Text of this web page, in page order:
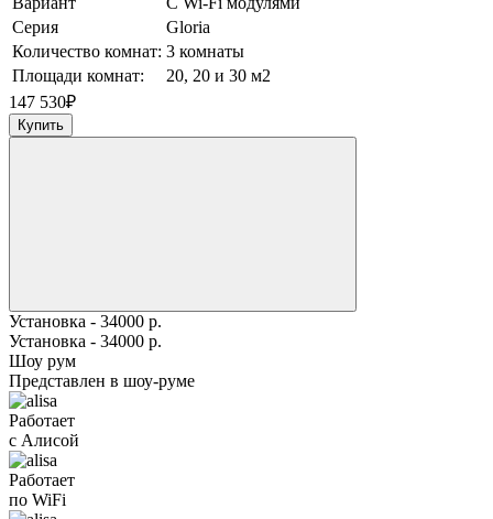
Серия
Gloria
Количество комнат: 3 комнаты
Площади комнат:
20, 20 и 30 м2
147 530₽
Купить
Установка - 34000 р.
Установка - 34000 р.
Шоу рум
Представлен в шоу-руме
Работает
с Алисой
Работает
по WiFi